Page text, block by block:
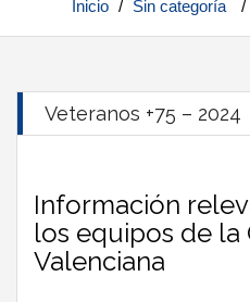
Inicio / Sin categoría /
Veteranos +75 – 2024
Información
los equipos de la
Valenciana